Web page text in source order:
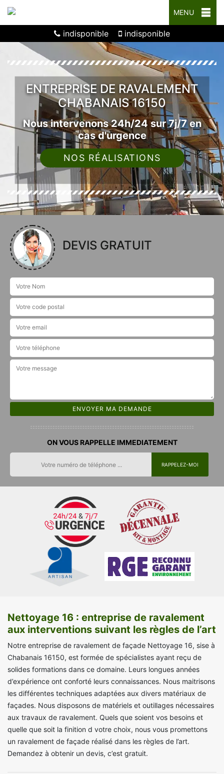
MENU
indisponible indisponible
ENTREPRISE DE RAVALEMENT
CHABANAIS 16150
Nous intervenons 24h/24 sur 7j/7 en
cas d'urgence
NOS RÉALISATIONS
DEVIS GRATUIT
ON VOUS RAPPELLE IMMEDIATEMENT
Nettoyage 16 : entreprise de ravalement
aux interventions suivant les règles de l’art
Notre entreprise de ravalement de façade Nettoyage 16, sise à
Chabanais 16150, est formée de spécialistes ayant reçu de
solides formations dans ce domaine. Leurs longues années
d’expérience ont conforté leurs connaissances. Nous maitrisons
les différentes techniques adaptées aux divers matériaux de
façades. Nous disposons de matériels et outillages nécessaires
aux travaux de ravalement. Quels que soient vos besoins et
quelle que soit la finition d votre choix, nous vous promettons
un ravalement de façade réalisé dans les règles de l’art.
Demandez à obtenir un devis, c’est gratuit.